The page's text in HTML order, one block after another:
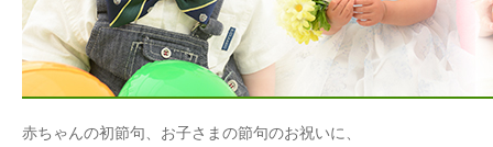
赤ちゃんの初節句、お子さまの節句のお祝いに、